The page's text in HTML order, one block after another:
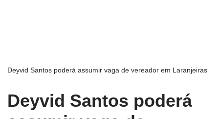
Deyvid Santos poderá assumir vaga de vereador em Laranjeiras
Deyvid Santos poderá